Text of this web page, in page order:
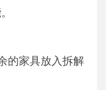
的家具放入拆解